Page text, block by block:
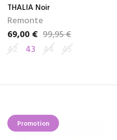
THALIA Noir
Remonte
Prix
69,00 €
Prix de base99,95 €
42
43 44 45
Promotion